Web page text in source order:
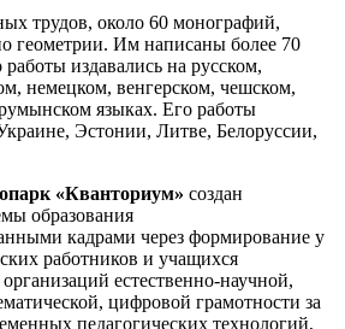
трудов, около 60 монографий,
геометрии. Им написаны более 70
издавались на русском,
немецком, венгерском, чешском,
языках. Его работы
Эстонии, Литве, Белоруссии,
«Кванториум» создан
образования
кадрами через формирование у
работников и учащихся
естественно-научной,
цифровой грамотности за
педагогических технологий,